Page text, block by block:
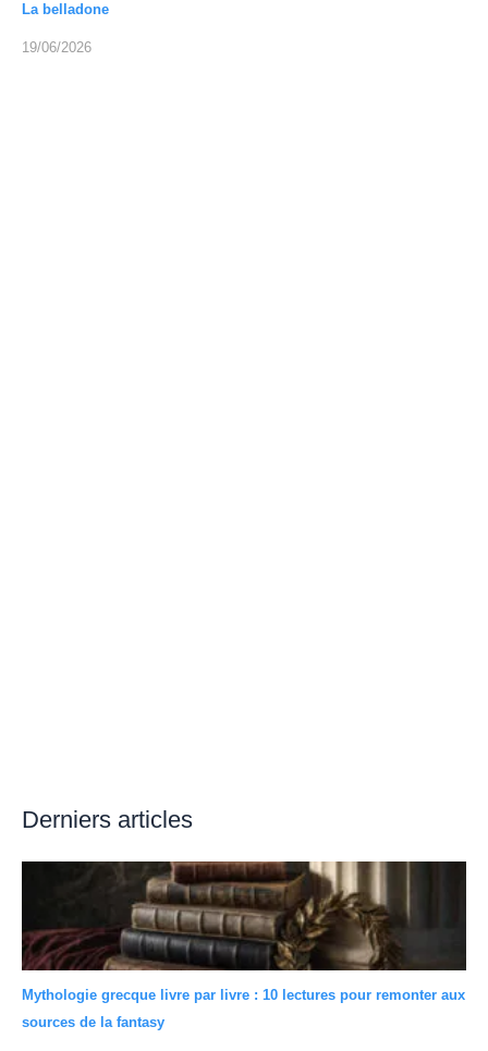
La belladone
19/06/2026
Derniers articles
Mythologie grecque livre par livre : 10 lectures pour remonter aux
sources de la fantasy